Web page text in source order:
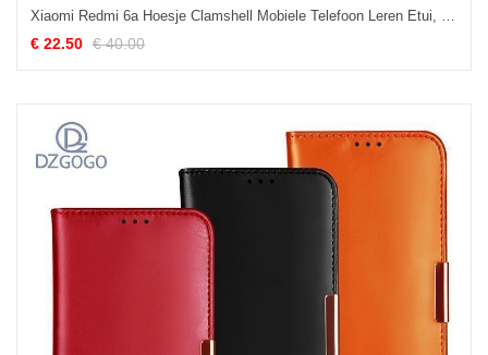
Xiaomi Redmi 6a Hoesje Clamshell Mobiele Telefoon Leren Etui, Xiaomi Redmi 6a Hoesje Siliconen Wit
€ 22.50 € 40.00